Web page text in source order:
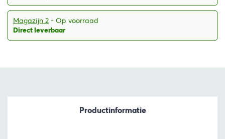
Magazijn 2 - Op voorraad
Direct leverbaar
Productinformatie